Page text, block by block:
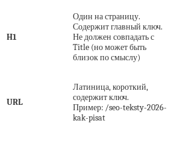
H1
Один на страницу.
Содержит главный ключ.
Не должен совпадать с
Title (но может быть
близок по смыслу)
URL
Латиница, короткий,
содержит ключ.
Пример: /seo-teksty-2026-
kak-pisat